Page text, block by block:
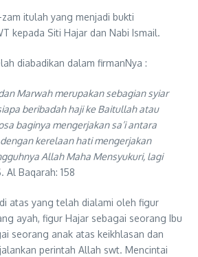
itulah yang menjadi bukti
kepada Siti Hajar dan Nabi Ismail.
diabadikan dalam firmanNya :
Marwah merupakan sebagian syiar
beribadah haji ke Baitullah atau
baginya mengerjakan sa’i antara
kerelaan hati mengerjakan
Allah Maha Mensyukuri, lagi
Al Baqarah: 158
atas yang telah dialami oleh figur
ayah, figur Hajar sebagai seorang Ibu
seorang anak atas keikhlasan dan
perintah Allah swt. Mencintai